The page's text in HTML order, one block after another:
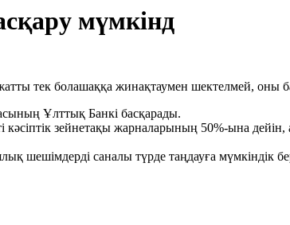
мүмкінд
тек болашаққа жинақтаумен шектелмей, оны
Ұлттық Банкі басқарады.
зейнетақы жарналарының 50%-ына
шешімдерді саналы түрде таңдауға мүмкіндік